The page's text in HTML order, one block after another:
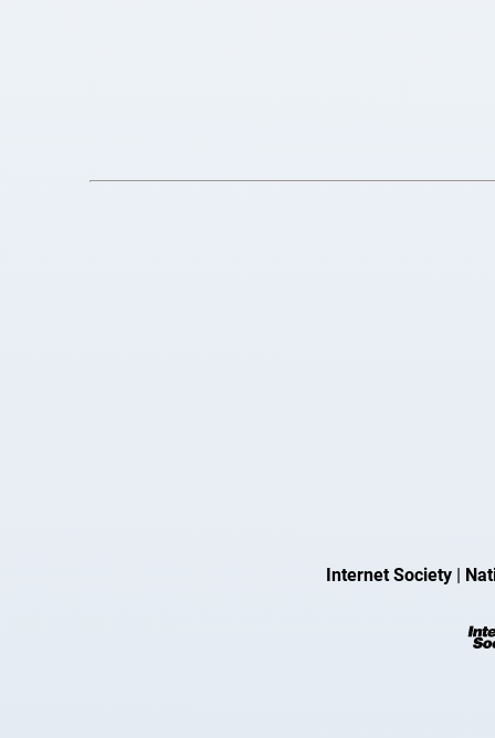
Internet Society |